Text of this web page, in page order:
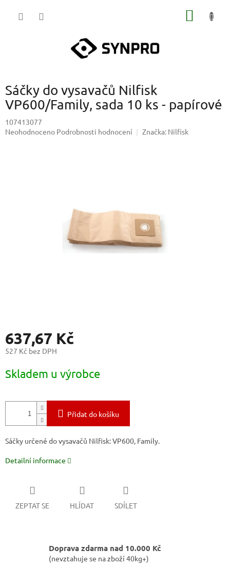
Sáčky do vysavačů Nilfisk
VP600/Family, sada 10 ks - papírové
107413077
Průměrné
Neohodnoceno Podrobnosti hodnocení Značka: Nilfisk
637,67 Kč
527 Kč bez DPH
cena:
Skladem u výrobce
Přidat do košíku
Sáčky určené do vysavačů Nilfisk: VP600, Family.
Detailní informace
ZEPTAT SE HLÍDAT SDÍLET
Doprava zdarma nad 10.000 Kč
(nevztahuje se na zboží 40kg+)